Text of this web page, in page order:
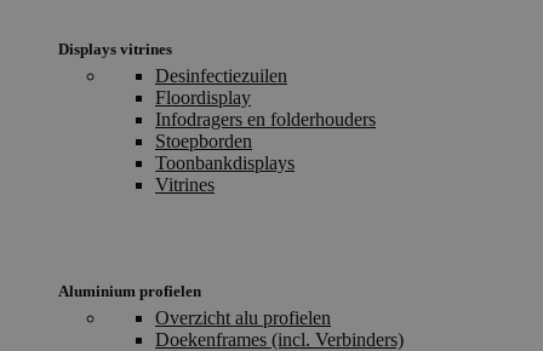
Displays vitrines
Desinfectiezuilen
Floordisplay
Infodragers en folderhouders
Stoepborden
Toonbankdisplays
Vitrines
Aluminium profielen
Overzicht alu profielen
Doekenframes (incl. Verbinders)